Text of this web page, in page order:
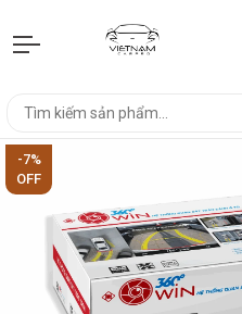
-7%
OFF